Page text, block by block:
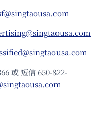
或 短信 650-822-